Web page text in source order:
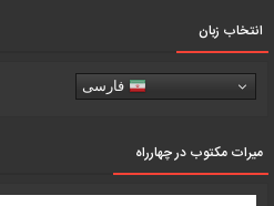
انتخاب زبان
فارسی
میرات مکتوب در چهارراه